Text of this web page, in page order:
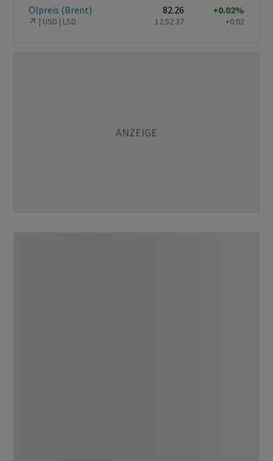
Ölpreis (Brent)
USD LSD
82.26
12:52:37
+0.02%
+0.02